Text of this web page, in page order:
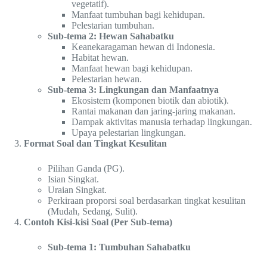
vegetatif).
Manfaat tumbuhan bagi kehidupan.
Pelestarian tumbuhan.
Sub-tema 2: Hewan Sahabatku
Keanekaragaman hewan di Indonesia.
Habitat hewan.
Manfaat hewan bagi kehidupan.
Pelestarian hewan.
Sub-tema 3: Lingkungan dan Manfaatnya
Ekosistem (komponen biotik dan abiotik).
Rantai makanan dan jaring-jaring makanan.
Dampak aktivitas manusia terhadap lingkungan.
Upaya pelestarian lingkungan.
Format Soal dan Tingkat Kesulitan
Pilihan Ganda (PG).
Isian Singkat.
Uraian Singkat.
Perkiraan proporsi soal berdasarkan tingkat kesulitan
(Mudah, Sedang, Sulit).
Contoh Kisi-kisi Soal (Per Sub-tema)
Sub-tema 1: Tumbuhan Sahabatku